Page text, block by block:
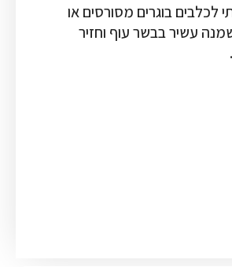
לכלבים בוגרים מסורסים או
עשיר בבשר עוף וחזיר